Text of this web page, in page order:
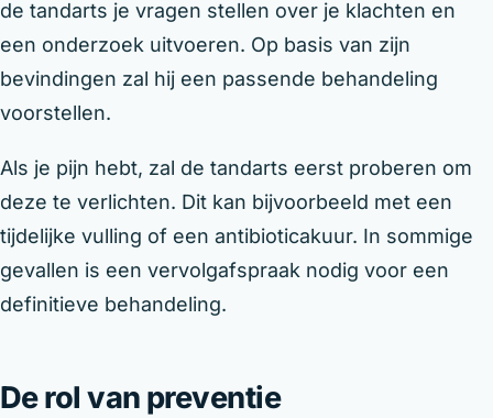
de tandarts je vragen stellen over je klachten en
een onderzoek uitvoeren. Op basis van zijn
bevindingen zal hij een passende behandeling
voorstellen.
Als je pijn hebt, zal de tandarts eerst proberen om
deze te verlichten. Dit kan bijvoorbeeld met een
tijdelijke vulling of een antibioticakuur. In sommige
gevallen is een vervolgafspraak nodig voor een
definitieve behandeling.
De rol van preventie